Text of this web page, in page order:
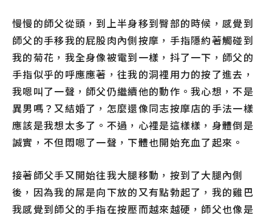
慢慢的師父從頭，到上半身移到臀部的時候，感覺到
師父的手移我的屁股肉內側按摩，手指隱約著觸碰到
我的菊花，我全身像被電到一樣，抖了一下，師父的
手指似乎的呼應應著，往我的洞裡用力的按了進去，
我嗯叫了一聲，師父仍繼續他的動作。我心想，不是
異男嗎？又結婚了，怎麼還像同志按摩店的手法一樣
應該是我想太多了。不過，心裡是這樣樣，身體倒是
誠實，不但悶嗯了一聲，下體也開始充血了起來。
接著師父手又開始往我大腿移動，按到了大腿內側
後，因為我的屌是向下放的又有點勃起了，我的雞巴
我感覺到師父的手指在按壓而越來越硬，師父也像是